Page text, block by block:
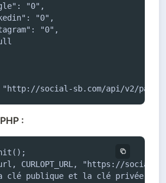
"0",
"0",
"0",
"http://social-sb.com/api/v2/
:
CURLOPT_URL, "https://
clé publique et la clé privée (voir